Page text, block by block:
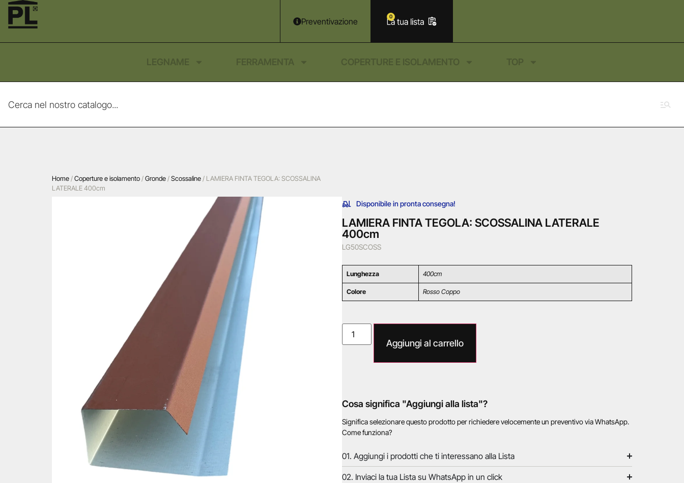
Preventivazione 0
LEGNAME FERRAMENTA COPERTURE E ISOLAMENTO TOP
Home /Coperture e isolamento /Gronde /Scossaline / LAMIERA FINTA TEGOLA: SCOSSALINA
LATERALE 400cm
Disponibile in pronta consegna!
LAMIERA FINTA TEGOLA: SCOSSALINA LATERALE
400cm
LG50SCOSS
Lunghezza 400cm
Colore Rosso Coppo
Aggiungi al carrello
Cosa significa "Aggiungi alla lista"?
Significa selezionare questo prodotto per richiedere velocemente un preventivo via WhatsApp.
Come funziona?
01. Aggiungi i prodotti che ti interessano alla Lista
02. Inviaci la tua Lista su WhatsApp in un click